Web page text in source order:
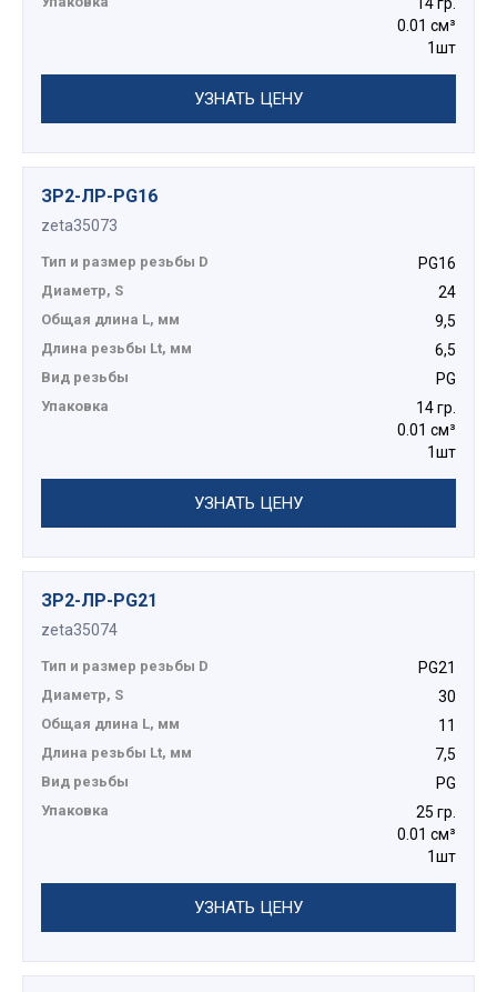
14 гр.
0.01 см³
1шт
УЗНАТЬ ЦЕНУ
ЗР2-ЛР-PG16
zeta35073
Тип и размер резьбы D PG16
Диаметр, S 24
Общая длина L, мм 9,5
Длина резьбы Lt, мм 6,5
Вид резьбы PG
Упаковка
14 гр.
0.01 см³
1шт
УЗНАТЬ ЦЕНУ
ЗР2-ЛР-PG21
zeta35074
Тип и размер резьбы D PG21
Диаметр, S 30
Общая длина L, мм 11
Длина резьбы Lt, мм 7,5
Вид резьбы PG
Упаковка
25 гр.
0.01 см³
1шт
УЗНАТЬ ЦЕНУ